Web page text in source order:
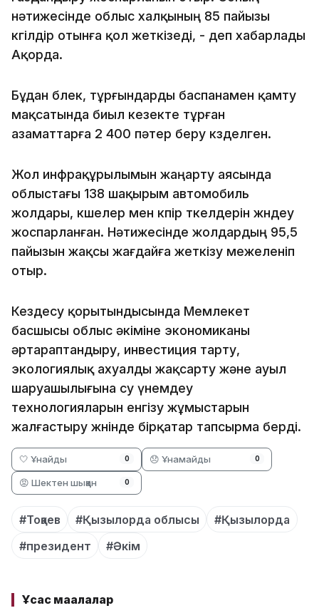
нәтижесінде облыс халқының 85 пайызы
көгілдір отынға қол жеткізеді, - деп хабарлады
Ақорда.
Бұдан бөлек, тұрғындарды баспанамен қамту
мақсатында биыл кезекте тұрған
азаматтарға 2 400 пәтер беру көзделген.
Жол инфрақұрылымын жаңарту аясында
облыстағы 138 шақырым автомобиль
жолдары, көшелер мен көпір өткелдерін жөндеу
жоспарланған. Нәтижесінде жолдардың 95,5
пайызын жақсы жағдайға жеткізу межеленіп
отыр.
Кездесу қорытындысында Мемлекет
басшысы облыс әкіміне экономиканы
әртараптандыру, инвестиция тарту,
экологиялық ахуалды жақсарту және ауыл
шаруашылығына су үнемдеу
технологияларын енгізу жұмыстарын
жалғастыру жөнінде бірқатар тапсырма берді.
🤍 Ұнайды 0 😞 Ұнамайды 0
😡 Шектен шыққан 0
#Тоқаев #Қызылорда облысы
#Қызылорда
#президент
#Әкім
Ұқсас мақалалар